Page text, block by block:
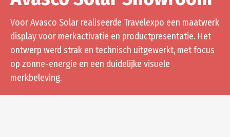
Voor Avasco Solar realiseerde Travelexpo een maatwerk
display voor merkactivatie en productpresentatie. Het
ontwerp werd strak en technisch uitgewerkt, met focus
op zonne-energie en een duidelijke visuele
merkbeleving.